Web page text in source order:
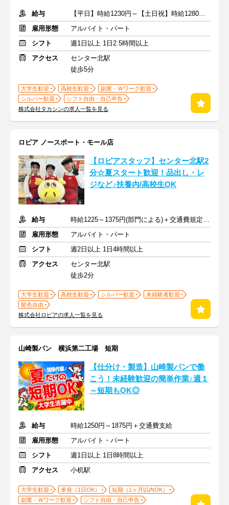
給与
【平日】時給1230円～【土日祝】時給1280円～ ＋交通費支給
雇用形態
アルバイト・パート
シフト
週1日以上 1日2.5時間以上
アクセス
センター北駅
徒歩5分
大学生歓迎 高校生歓迎
副業・Ｗワーク歓迎
シルバー歓迎
シフト自由・自己申告
株式会社タカシンの求人一覧を見る
ロピア ノースポート・モール店
【ロピアスタッフ】センター北駅2
分☆夏スタート歓迎！品出し・レ
ジなど♪扶養内/高校生OK
給与
時給1225～1375円(部門による)＋交通費規定内支給
雇用形態
アルバイト・パート
シフト
週2日以上 1日4時間以上
アクセス
センター北駅
徒歩2分
大学生歓迎 高校生歓迎 シルバー歓迎
未経験者歓迎
髪色自由
株式会社ロピアの求人一覧を見る
山崎製パン 横浜第二工場 短期
【仕分け・製造】山崎製パンで働
こう！未経験歓迎の簡単作業♪週１
～短期もOK◎
給与
時給1250円～1875円＋交通費支給
雇用形態
アルバイト・パート
シフト
週1日以上 1日8時間以上
アクセス
小机駅
大学生歓迎 単発（1日OK）
短期（1ヶ月以内OK）
副業・Ｗワーク歓迎
シフト自由・自己申告